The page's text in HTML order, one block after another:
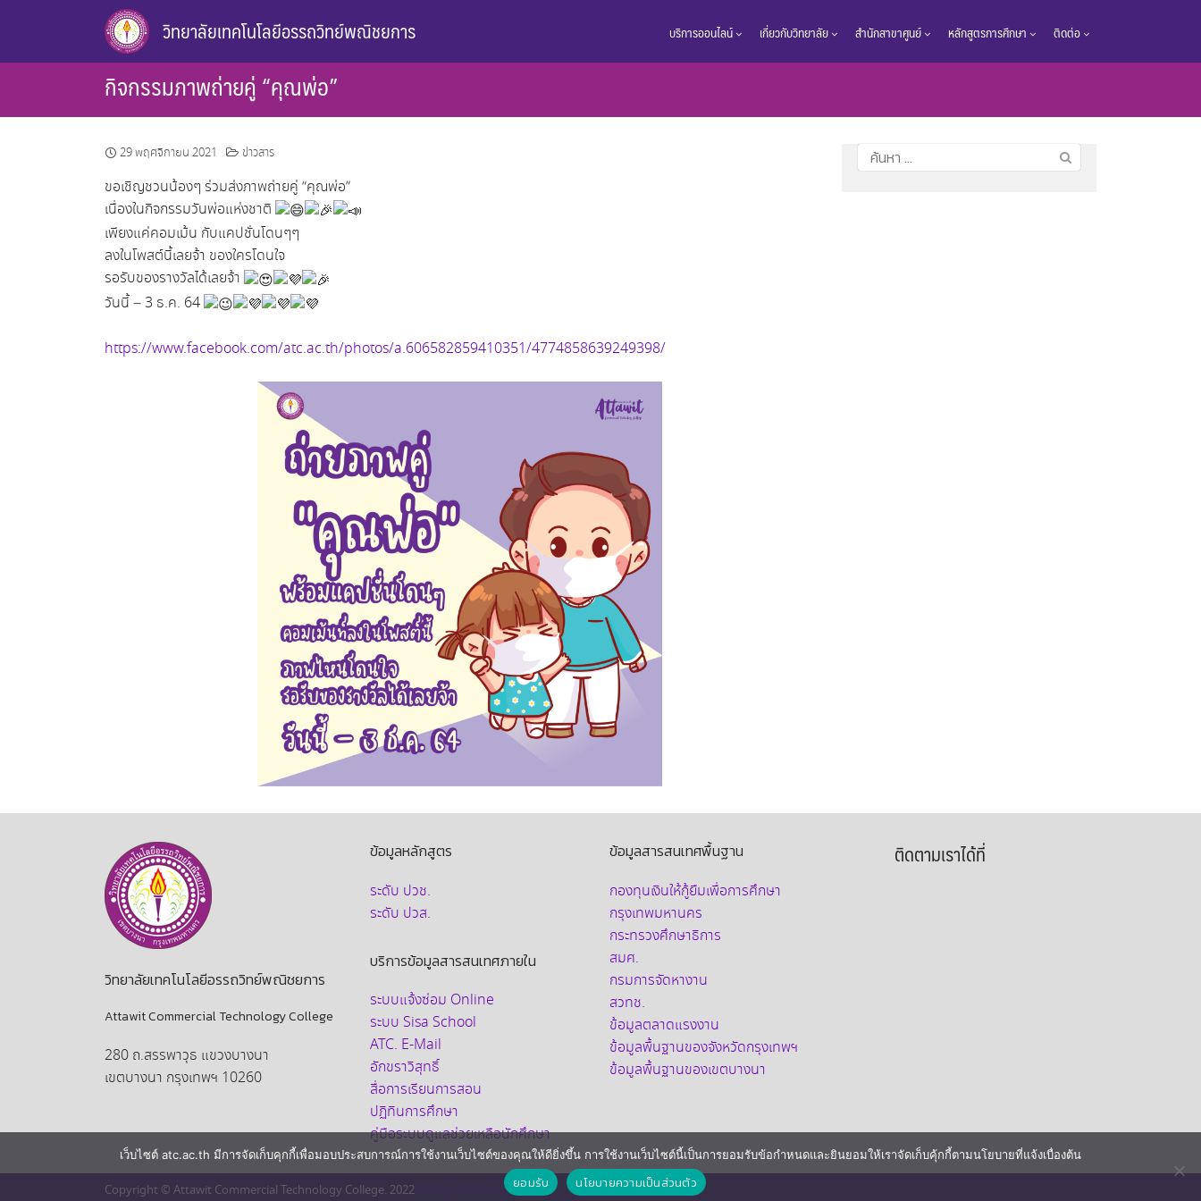
วิทยาลัยเทคโนโลยีอรรถวิทย์พณิชยการ บริการออนไลน์ เกี่ยวกับวิทยาลัย สำนักสาขาศูนย์ หลักสูตรการศึกษา ติดต่อ
กิจกรรมภาพถ่ายคู่ “คุณพ่อ”
29 พฤศจิกายน 2021 ข่าวสาร
ขอเชิญชวนน้องๆ ร่วมส่งภาพถ่ายคู่ “คุณพ่อ”
เนื่องในกิจกรรมวันพ่อแห่งชาติ
เพียงแค่คอมเม้น กับแคปชั่นโดนๆๆ
ลงในโพสต์นี้เลยจ้า ของใครโดนใจ
รอรับของรางวัลได้เลยจ้า
วันนี้ – 3 ธ.ค. 64
https://www.facebook.com/atc.ac.th/photos/a.606582859410351/4774858639249398/
ค้นหา
สำหรับ:
วิทยาลัยเทคโนโลยีอรรถวิทย์พณิชยการ
Attawit Commercial Technology College
280 ถ.สรรพาวุธ แขวงบางนา
เขตบางนา กรุงเทพฯ 10260
ข้อมูลหลักสูตร
ระดับ ปวช.
ระดับ ปวส.
บริการข้อมูลสารสนเทศภายใน
ระบบแจ้งซ่อม Online
ระบบ Sisa School
ATC. E-Mail
อักขราวิสุทธิ์
สื่อการเรียนการสอน
ปฏิทินการศึกษา
คู่มือระบบดูแลช่วยเหลือนักศึกษา
ข้อมูลสารสนเทศพื้นฐาน
กองทุนเงินให้กู้ยืมเพื่อการศึกษา
กรุงเทพมหานคร
กระทรวงศึกษาธิการ
สมศ.
กรมการจัดหางาน
สวทช.
ข้อมูลตลาดแรงงาน
ข้อมูลพื้นฐานของจังหวัดกรุงเทพฯ
ข้อมูลพื้นฐานของเขตบางนา
ติดตามเราได้ที่
Copyright © Attawit Commercial Technology College. 2022 Design by Mana_Potion
เว็บไซต์ atc.ac.th มีการจัดเก็บคุกกี้เพื่อมอบประสบการณ์การใช้งานเว็บไซต์ของคุณให้ดียิ่งขึ้น การใช้งานเว็บไซต์นี้เป็นการยอมรับข้อกำหนดและยินยอมให้เราจัดเก็บคุ้กกี้ตามนโยบายที่แจ้งเบื่องต้น
ยอมรับ นโยบายความเป็นส่วนตัว